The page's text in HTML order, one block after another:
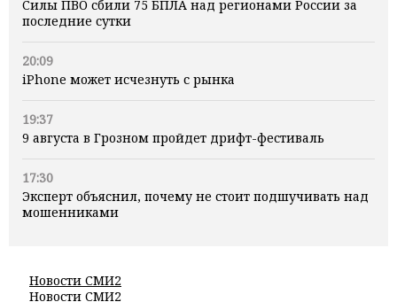
Силы ПВО сбили 75 БПЛА над регионами России за
последние сутки
20:09
iPhone может исчезнуть с рынка
19:37
9 августа в Грозном пройдет дрифт-фестиваль
17:30
Эксперт объяснил, почему не стоит подшучивать над
мошенниками
Новости СМИ2
Новости СМИ2